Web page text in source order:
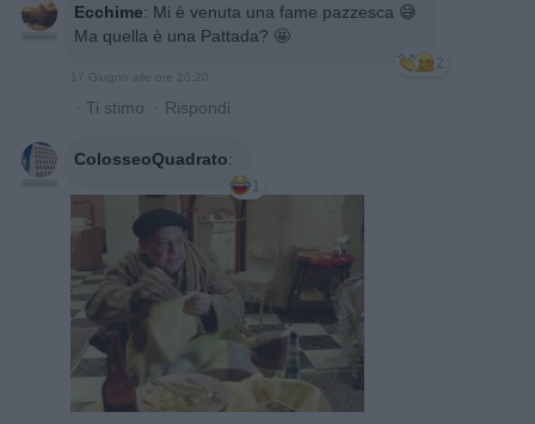
Ecchime: Mi è venuta una fame pazzesca 😅
Ma quella è una Pattada? 🤩
2
17 Giugno alle ore 20:20
· Ti stimo · Rispondi
ColosseoQuadrato:
1